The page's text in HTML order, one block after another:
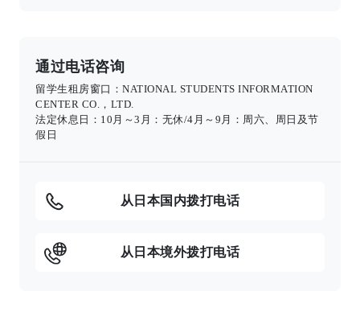
通过电话咨询
留学生租房窗口：NATIONAL STUDENTS INFORMATION
CENTER CO.，LTD.
法定休息日：10月～3月：无休/4月～9月：周六、周日及节
假日
从日本国内拨打电话
从日本境外拨打电话